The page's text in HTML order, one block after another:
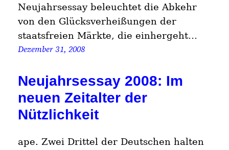
Neujahrsessay beleuchtet die Abkehr
von den Glücksverheißungen der
staatsfreien Märkte, die einhergeht…
Dezember 31, 2008
Neujahrsessay 2008: Im
neuen Zeitalter der
Nützlichkeit
ape. Zwei Drittel der Deutschen halten